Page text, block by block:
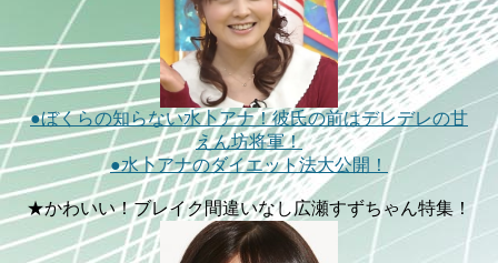
●ぼくらの知らない水卜アナ！彼氏の前はデレデレの甘
えん坊将軍！
●水卜アナのダイエット法大公開！
★かわいい！ブレイク間違いなし広瀬すずちゃん特集！